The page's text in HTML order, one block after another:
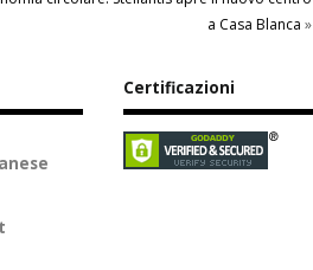
a Casa Blanca »
Certificazioni